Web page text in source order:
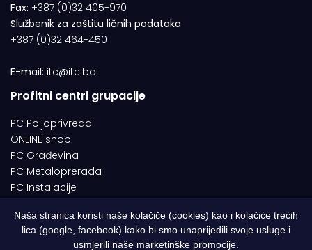
Fax: +387 (0)32 405-970
Službenik za zaštitu ličnih podataka
+387 (0)32 464-450
E-mail: itc@itc.ba
Profitni centri grupacije
PC Poljoprivreda
ONLINE shop
PC Građevina
PC Metaloprerada
PC Instalacije
© 1994-2026 | ITC d.o.o. Zenica. Sva prava pridržana | Designed by
Naša stranica koristi naše kolačiče (cookies) kao i kolačiće trećih
lica (google, facebook) kako bi smo unaprijedili svoje usluge i
usmjerili naše marketinške promocije.